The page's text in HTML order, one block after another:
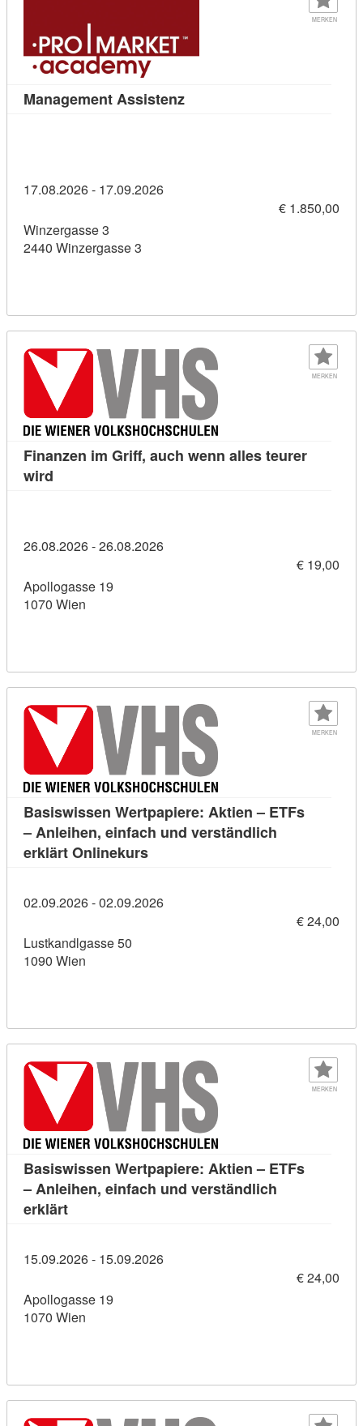
MERKEN
Management AssistenzKursdetail: Management
17.08.2026 - 17.09.2026
€ 1.850,00
Winzergasse 3
2440 Winzergasse 3
MERKEN
Finanzen im Griff, auch wenn alles teurer
wird
26.08.2026 - 26.08.2026
€ 19,00
Apollogasse 19
1070 Wien
MERKEN
Basiswissen Wertpapiere: Aktien – ETFs
– Anleihen, einfach und verständlich
erklärt OnlinekursKursdetail: Basiswissen
02.09.2026 - 02.09.2026
€ 24,00
Lustkandlgasse 50
1090 Wien
MERKEN
Basiswissen Wertpapiere: Aktien – ETFs
– Anleihen, einfach und verständlich
erklärtKursdetail: Basiswissen Wertpapiere: Aktien –
15.09.2026 - 15.09.2026
€ 24,00
Apollogasse 19
1070 Wien